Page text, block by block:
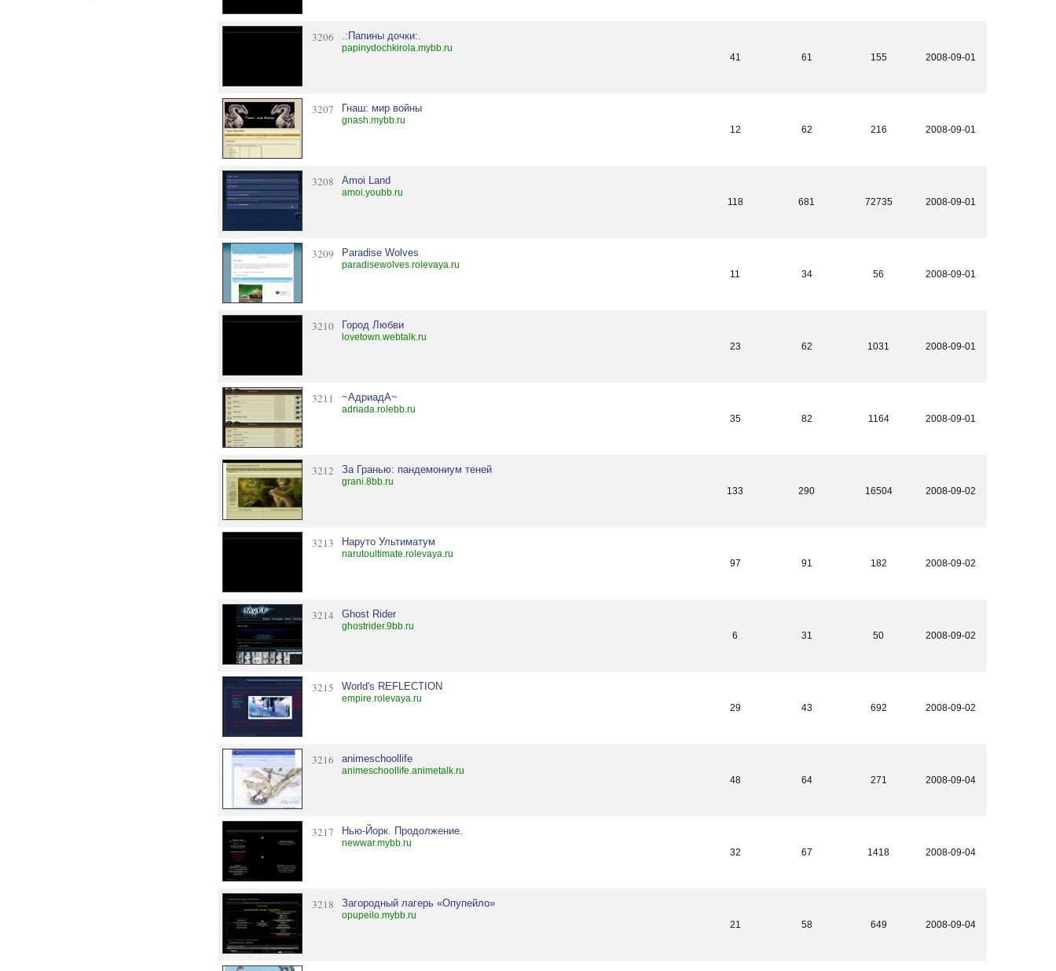
3206 .:Папины дочки:.
papinydochkirola.mybb.ru
41
61 155 2008-09-01
3207 Гнаш: мир войны
gnash.mybb.ru
12
62 216 2008-09-01
3208 Amoi Land
amoi.youbb.ru
118
681 72735 2008-09-01
3209 Paradise Wolves
paradisewolves.rolevaya.ru
11
34 56 2008-09-01
3210 Город Любви
lovetown.webtalk.ru
23
62 1031 2008-09-01
3211 ~АдриадА~
adriada.rolebb.ru
35
82 1164 2008-09-01
3212 За Гранью: пандемониум теней
grani.8bb.ru
133
290 16504 2008-09-02
3213 Наруто Ультиматум
narutoultimate.rolevaya.ru
97
91 182 2008-09-02
3214 Ghost Rider
ghostrider.9bb.ru
6
31 50 2008-09-02
3215 World's REFLECTION
empire.rolevaya.ru
29
43 692 2008-09-02
3216 animeschoollife
animeschoollife.animetalk.ru
48
64 271 2008-09-04
3217 Нью-Йорк. Продолжение.
newwar.mybb.ru
32
67 1418 2008-09-04
3218 Загородный лагерь «Опупейло»
opupeilo.mybb.ru
21
58 649 2008-09-04